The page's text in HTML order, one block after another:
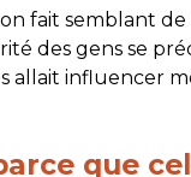
fait semblant de
des gens se
allait influencer
que